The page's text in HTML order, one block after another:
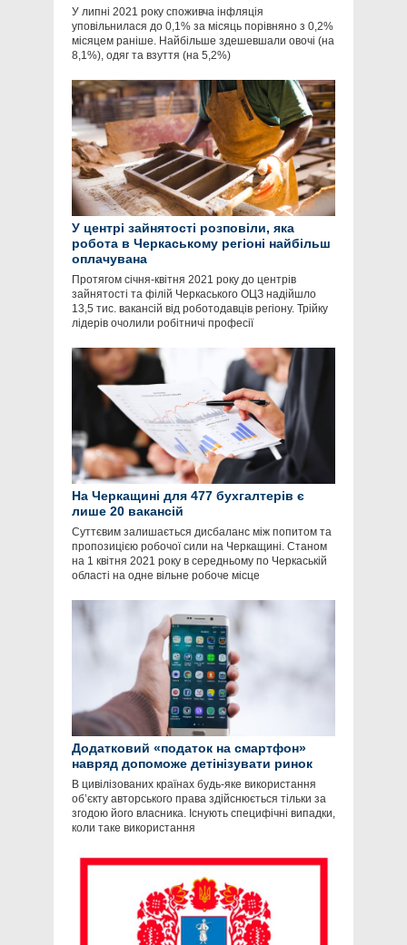
У липні 2021 року споживча інфляція
уповільнилася до 0,1% за місяць порівняно з 0,2%
місяцем раніше. Найбільше здешевшали овочі (на
8,1%), одяг та взуття (на 5,2%)
У центрі зайнятості розповіли, яка
робота в Черкаському регіоні найбільш
оплачувана
Протягом січня-квітня 2021 року до центрів
зайнятості та філій Черкаського ОЦЗ надійшло
13,5 тис. вакансій від роботодавців регіону. Трійку
лідерів очолили робітничі професії
На Черкащині для 477 бухгалтерів є
лише 20 вакансій
Суттєвим залишається дисбаланс між попитом та
пропозицією робочої сили на Черкащині. Станом
на 1 квітня 2021 року в середньому по Черкаській
області на одне вільне робоче місце
Додатковий «податок на смартфон»
навряд допоможе детінізувати ринок
В цивілізованих країнах будь-яке використання
об’єкту авторського права здійснюється тільки за
згодою його власника. Існують специфічні випадки,
коли таке використання